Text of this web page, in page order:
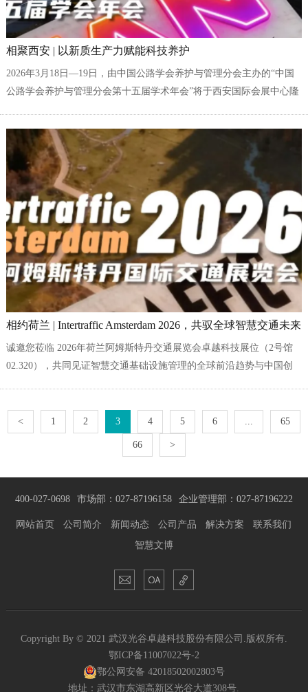
相聚西安 | 以新质生产力赋能科技养护
2026年3月18日—19日，由中国公路学会养护与管理分会主办的“中国
公路学会养护与管理分会第十五届学术年会”将于西安国际会展中心隆
行...
相约荷兰 | Intertraffic Amsterdam 2026，共驭全球智慧交通未来
诚邀您莅临 2026年荷兰阿姆斯特丹交通展览会卓越科技展位（2号馆
02.320），共同见证智慧交通基础设施管理的全球前沿趋势与中国创
< 1 2 3 4 5 6 ... 65
66 >
400-027-0698 市场部：027-87196158 企业管理部：027-87196222
网站首页 公司简介 新闻动态 公司产品 解决方案
联系我们
智慧文博
Copyright By © 2021 武汉光谷卓越科技股份有限公司.版权所有.
鄂ICP备11007022号-2
鄂公网安备 42018502002803号
地址：武汉市东湖高新区光谷大道308号.